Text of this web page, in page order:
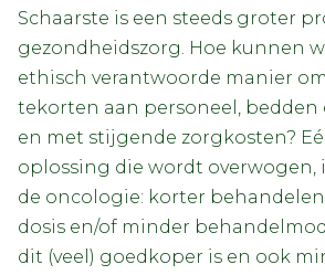
Schaarste is een steeds groter
gezondheidszorg. Hoe kunnen
ethisch verantwoorde manier
tekorten aan personeel, bedden
en met stijgende zorgkosten?
oplossing die wordt overwogen,
de oncologie: korter
dosis en/of minder
dit (veel) goedkoper is en ook